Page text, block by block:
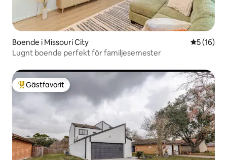
Boende i Missouri City 5 av 5 i
5 (16)
Lugnt boende perfekt för familjesemester
Populär gästfavorit
Gästfavorit